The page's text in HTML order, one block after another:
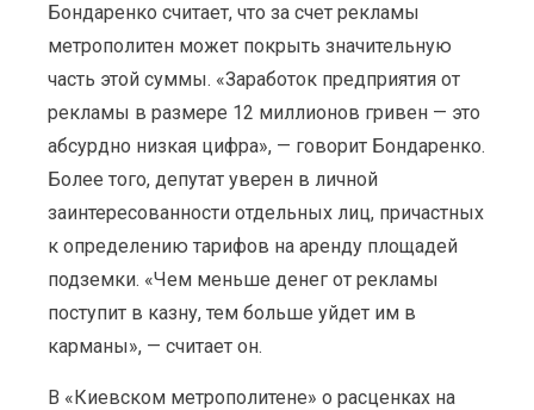
Бондаренко считает, что за счет рекламы
метрополитен может покрыть значительную
часть этой суммы. «Заработок предприятия от
рекламы в размере 12 миллионов гривен — это
абсурдно низкая цифра», — говорит Бондаренко.
Более того, депутат уверен в личной
заинтересованности отдельных лиц, причастных
к определению тарифов на аренду площадей
подземки. «Чем меньше денег от рекламы
поступит в казну, тем больше уйдет им в
карманы», — считает он.
В «Киевском метрополитене» о расценках на